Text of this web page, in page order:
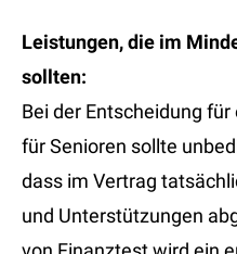
Leistungen, die im
sollten:
Bei der Entscheidung
für Senioren sollte
dass im Vertrag
und Unterstützungen